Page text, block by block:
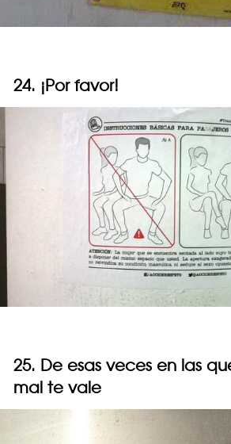
24. ¡Por favor!
25. De esas veces en las
mal te vale